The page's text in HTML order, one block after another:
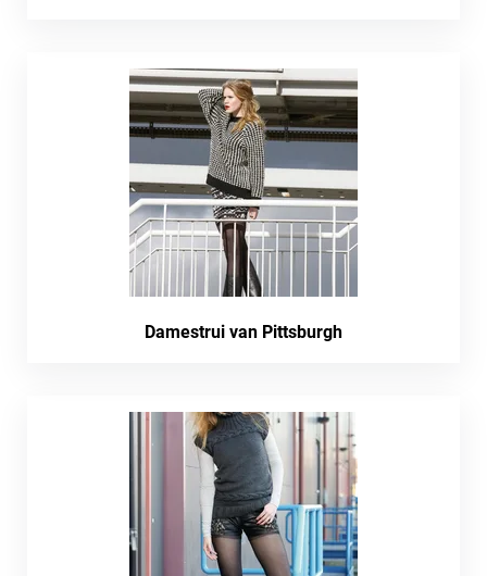
Damestrui van Pittsburgh